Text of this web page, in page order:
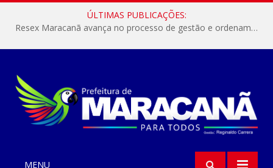
ÚLTIMAS PUBLICAÇÕES:
Resex Maracanã avança no processo de gestão e ordenamento do turismo em nossas áreas protegidas.
MENU